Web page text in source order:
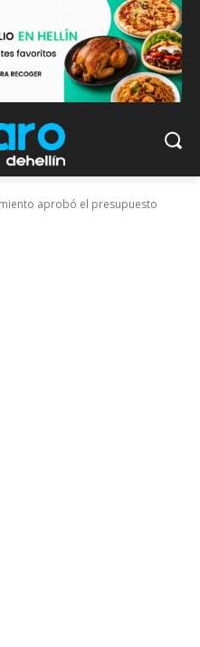
aprobó el presupuesto